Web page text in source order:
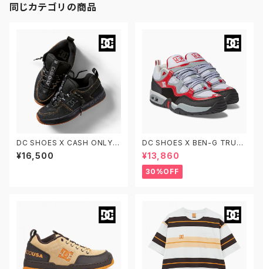
同じカテゴリの商品
DC SHOES X CASH ONLY L
YNX CASH ONLY DM23410
6-BDM ディーシーシューズ リ
¥16,500
DC SHOES X BEN-G TRUT
H BENG DM234104-XKWR
ディーシーシューズ ベンジー ト
ゥルース スケシュー
¥13,860
30%OFF